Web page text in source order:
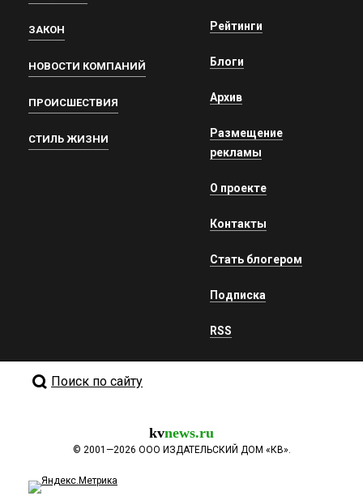
ЗАКОН
НОВОСТИ КОМПАНИЙ
ПРОИСШЕСТВИЯ
СТИЛЬ ЖИЗНИ
Рейтинги
Блоги
Архив
Размещение
рекламы
О проекте
Контакты
Стать блогером
Подписка
RSS
Поиск по сайту
kvnews.ru
© 2001—2026 ООО ИЗДАТЕЛЬСКИЙ ДОМ «КВ».